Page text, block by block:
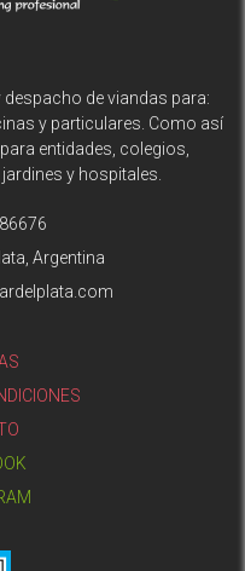
de viandas para:
y particulares. Como así
entidades, colegios,
y hospitales.
Argentina